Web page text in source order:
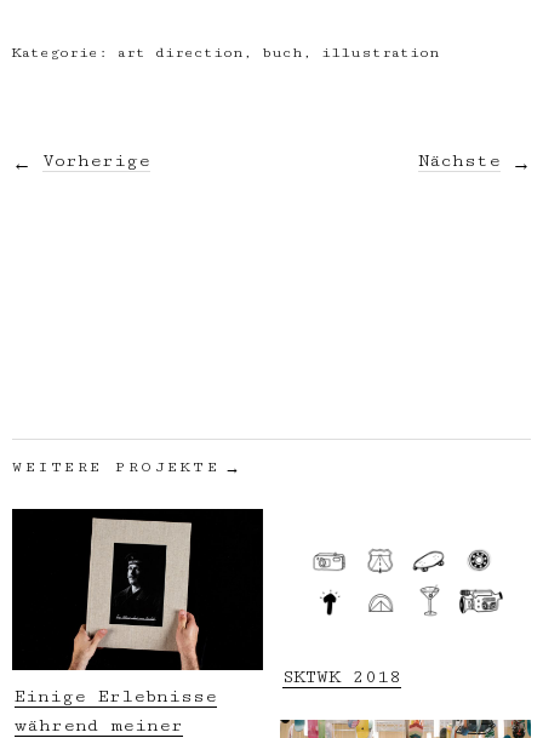
Kategorie: art direction , buch , illustration
Vorherige Nächste
WEITERE PROJEKTE
Einige Erlebnisse
während meiner
SKTWK 2018